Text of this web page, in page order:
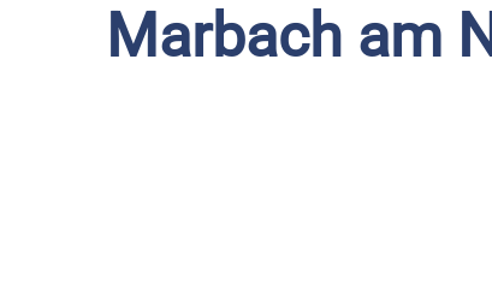
Marbach am